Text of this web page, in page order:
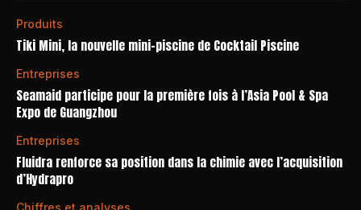
Produits
Tiki Mini, la nouvelle mini-piscine de Cocktail Piscine
Entreprises
Seamaid participe pour la première fois à l’Asia Pool & Spa
Expo de Guangzhou
Entreprises
Fluidra renforce sa position dans la chimie avec l’acquisition
d’Hydrapro
Chiffres et analyses